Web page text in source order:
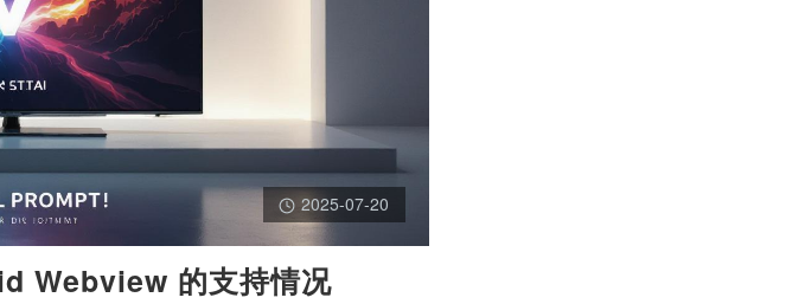
2025-07-20
Webview 的支持情况